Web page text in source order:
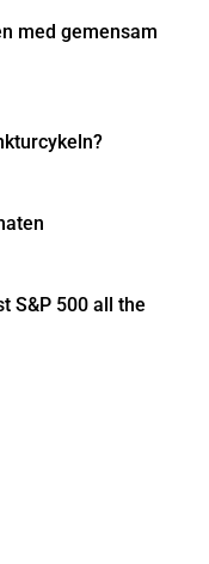
med gemensam
S&P 500 all the